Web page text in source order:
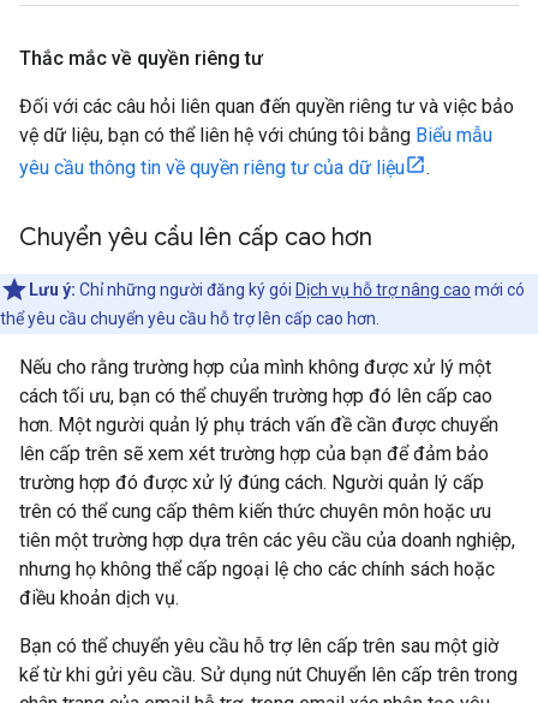
Thắc mắc về quyền riêng tư
Đối với các câu hỏi liên quan đến quyền riêng tư và việc bảo
vệ dữ liệu, bạn có thể liên hệ với chúng tôi bằng Biểu mẫu
yêu cầu thông tin về quyền riêng tư của dữ liệu
.
Chuyển yêu cầu lên cấp cao hơn
Lưu ý: Chỉ những người đăng ký gói Dịch vụ hỗ trợ nâng cao mới có
thể yêu cầu chuyển yêu cầu hỗ trợ lên cấp cao hơn.
Nếu cho rằng trường hợp của mình không được xử lý một
cách tối ưu, bạn có thể chuyển trường hợp đó lên cấp cao
hơn. Một người quản lý phụ trách vấn đề cần được chuyển
lên cấp trên sẽ xem xét trường hợp của bạn để đảm bảo
trường hợp đó được xử lý đúng cách. Người quản lý cấp
trên có thể cung cấp thêm kiến thức chuyên môn hoặc ưu
tiên một trường hợp dựa trên các yêu cầu của doanh nghiệp,
nhưng họ không thể cấp ngoại lệ cho các chính sách hoặc
điều khoản dịch vụ.
Bạn có thể chuyển yêu cầu hỗ trợ lên cấp trên sau một giờ
kể từ khi gửi yêu cầu. Sử dụng nút Chuyển lên cấp trên trong